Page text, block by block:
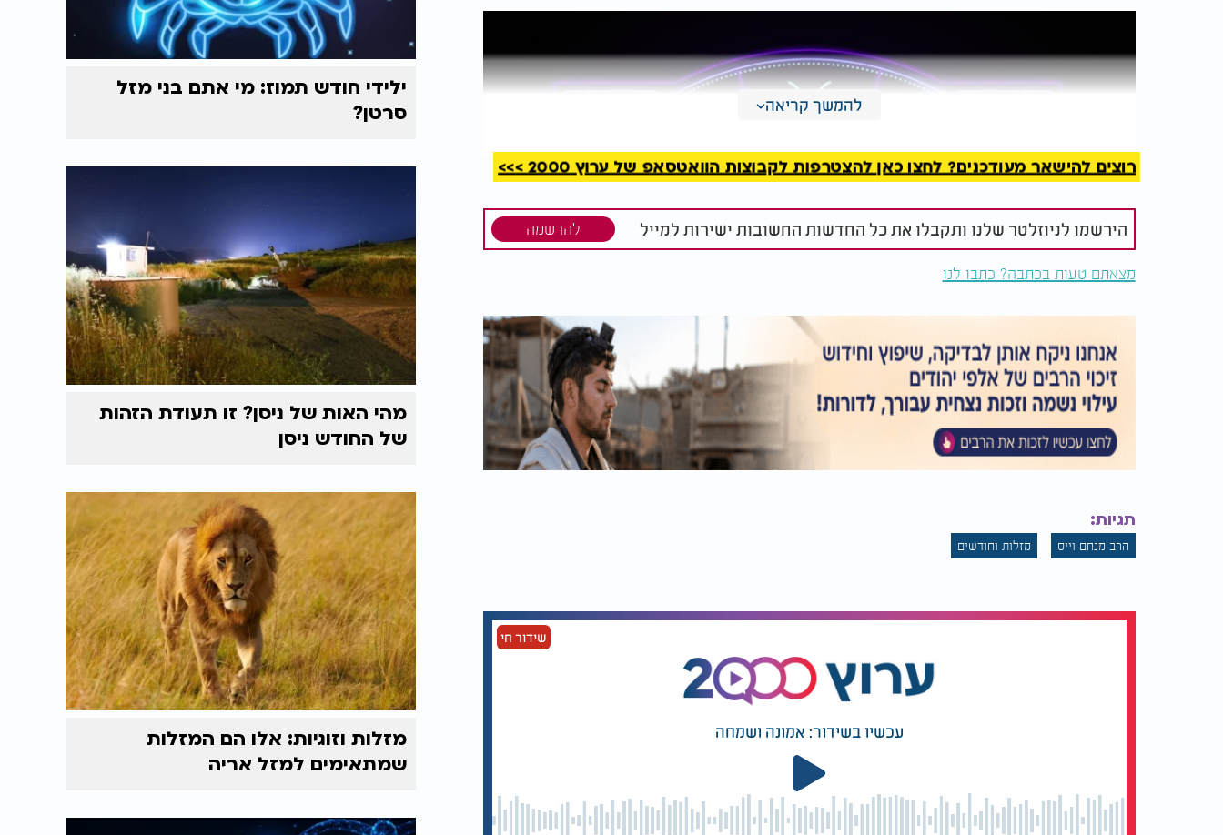
להמשך קריאה
רוצים להישאר מעודכנים? לחצו כאן להצטרפות לקבוצות הוואטסאפ של ערוץ 2000 >>>
הירשמו לניוזלטר שלנו ותקבלו את כל החדשות החשובות ישירות למייל להרשמה
מצאתם טעות בכתבה? כתבו לנו
תגיות:
הרב מנחם וייס מזלות וחודשים
שידור חי
עכשיו בשידור: אמונה ושמחה
ילידי חודש תמוז: מי אתם בני מזל
סרטן?
מהי האות של ניסן? זו תעודת הזהות
של החודש ניסן
מזלות וזוגיות: אלו הם המזלות
שמתאימים למזל אריה